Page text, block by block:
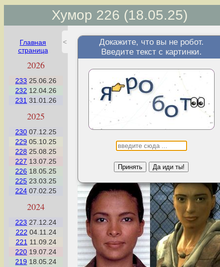
Хумор 226 (18.05.25)
<
Главная
страница
2026
233 25.06.26
232 12.04.26
231 31.01.26
2025
230 07.12.25
229 05.10.25
228 25.08.25
227 13.07.25
226 18.05.25
225 23.03.25
224 07.02.25
2024
223 27.12.24
222 04.11.24
221 11.09.24
220 19.07.24
219 18.05.24
Докажите, что вы не робот.
Введите текст с картинки.
Принять Да иди ты!
— Скука - признак скудости ума. Чехов.
— Почему только чехов? Всех народов
касается!
10 признаков того, что вы NPC
(неигровой персонаж) в
реальной жизни
«Жить – это самая редкая вещь в мире. Большинство
людей существуют, вот и все». – Оскар Уайльд